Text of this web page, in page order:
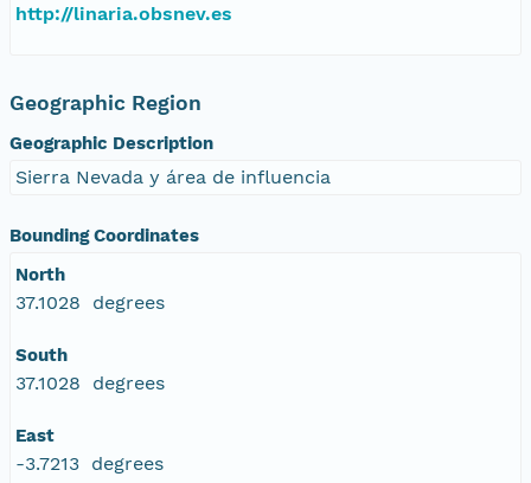
http://linaria.obsnev.es
Geographic Region
Geographic Description
Sierra Nevada y área de influencia
Bounding Coordinates
North
37.1028 degrees
South
37.1028 degrees
East
-3.7213 degrees